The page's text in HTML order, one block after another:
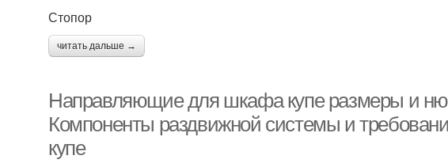
Стопор
читать дальше →
Направляющие для шкафа купе размеры и
Компоненты раздвижной системы и
купе